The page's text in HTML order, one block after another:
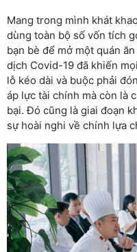
Mang trong mình khát
dùng toàn bộ số vốn tích
bạn bè để mở một quán
dịch Covid-19 đã khiến
lỗ kéo dài và buộc phải
áp lực tài chính mà còn là
bại. Đó cũng là giai đoạn
sự hoài nghi về chính lựa